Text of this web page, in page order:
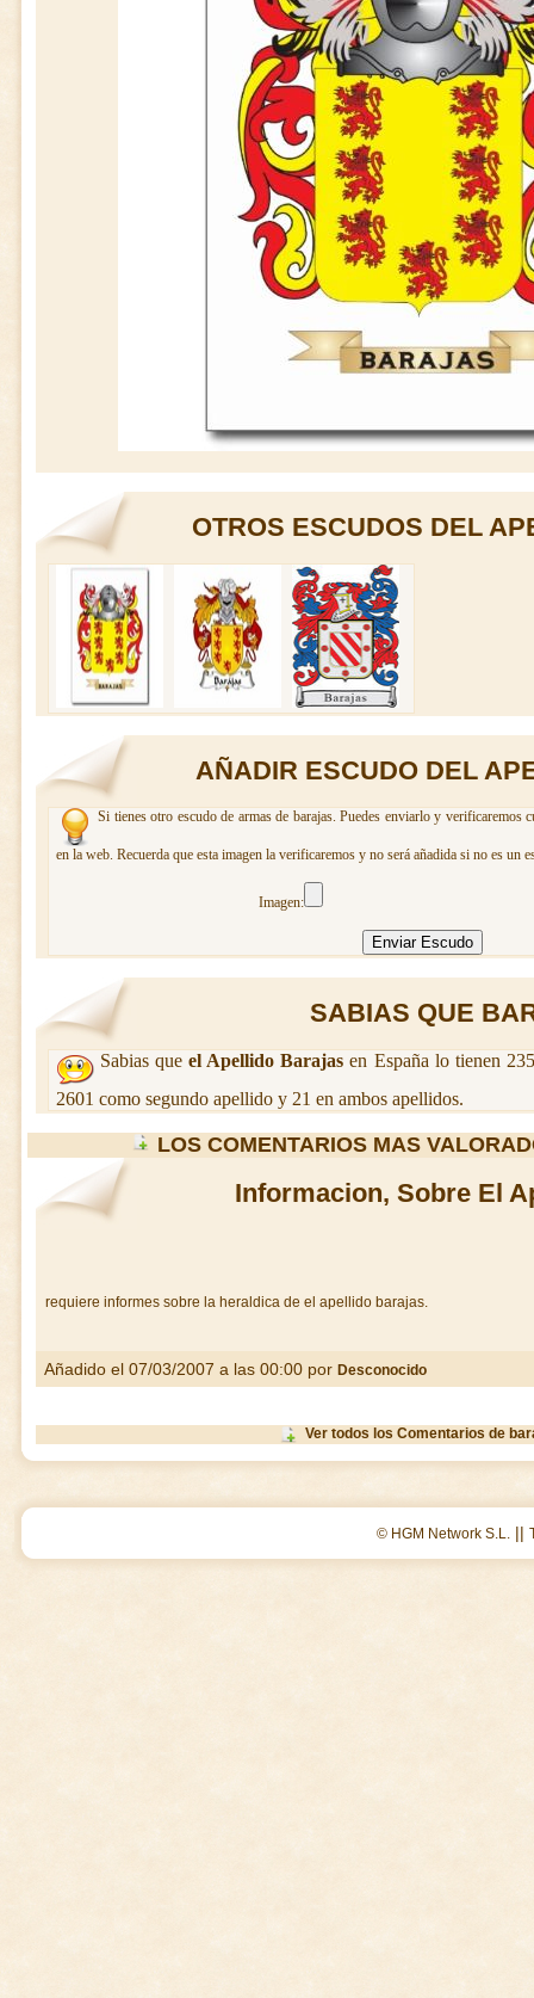
OTROS ESCUDOS DEL
AÑADIR ESCUDO DEL
Si tienes otro escudo de armas de barajas. Puedes enviarlo y verificaremos
en la web. Recuerda que esta imagen la verificaremos y no será añadida si no es un
Imagen:
SABIAS QUE
Sabias que el Apellido Barajas en España lo tienen
2601 como segundo apellido y 21 en ambos apellidos.
LOS COMENTARIOS MAS
Informacion, Sobre El
requiere informes sobre la heraldica de el apellido barajas.
Añadido el 07/03/2007 a las 00:00 por Desconocido
Ver todos los Comentarios de
© HGM Network S.L. ||